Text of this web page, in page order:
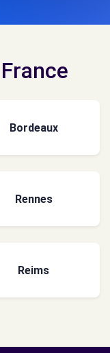
Bordeaux
Rennes
Reims